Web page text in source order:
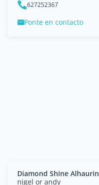
627252367
Ponte en contacto
Diamond Shine Alhaurin
nigel or andy